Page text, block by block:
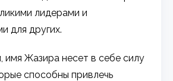
лидерами и
для других.
имя Жазира несет в себе силу
способны привлечь